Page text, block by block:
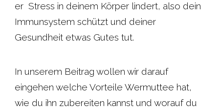
er Stress in deinem Körper lindert, also dein
Immunsystem schützt und deiner
Gesundheit etwas Gutes tut.
In unserem Beitrag wollen wir darauf
eingehen welche Vorteile Wermuttee hat,
wie du ihn zubereiten kannst und worauf du